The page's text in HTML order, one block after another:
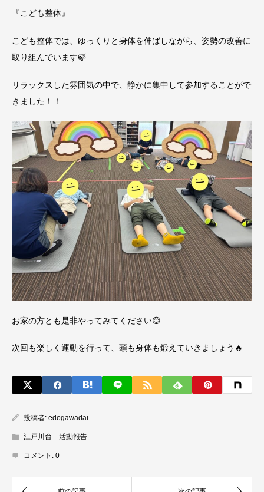
『こども整体』
こども整体では、ゆっくりと身体を伸ばしながら、姿勢の改善に
取り組んでいます🍃
リラックスした雰囲気の中で、静かに集中して参加することがで
きました！！
お家の方とも是非やってみてください😊
次回も楽しく運動を行って、頭も身体も鍛えていきましょう🔥
投稿者: edogawadai
江戸川台 活動報告
コメント: 0